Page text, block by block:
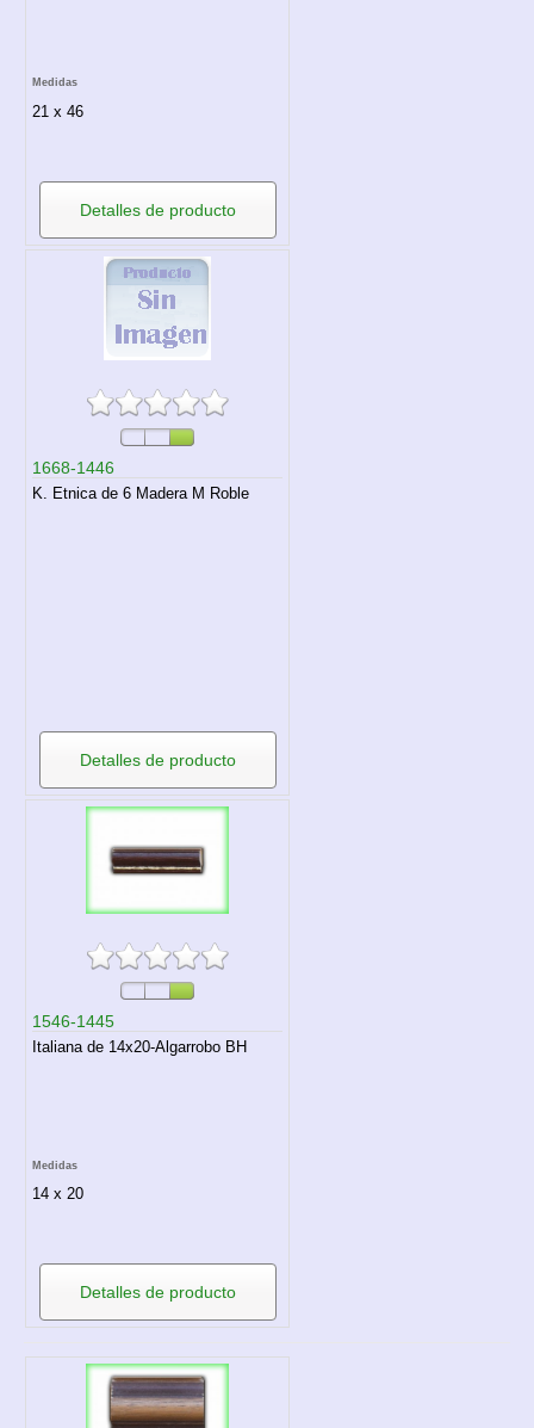
Medidas
21 x 46
Detalles de producto
1668-1446
K. Etnica de 6 Madera M Roble
Detalles de producto
1546-1445
Italiana de 14x20-Algarrobo BH
Medidas
14 x 20
Detalles de producto